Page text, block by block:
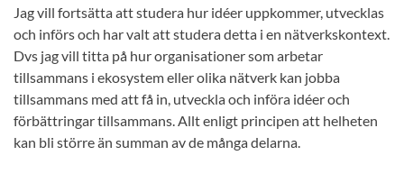
Jag vill fortsätta att studera hur idéer uppkommer, utvecklas
och införs och har valt att studera detta i en nätverkskontext.
Dvs jag vill titta på hur organisationer som arbetar
tillsammans i ekosystem eller olika nätverk kan jobba
tillsammans med att få in, utveckla och införa idéer och
förbättringar tillsammans. Allt enligt principen att helheten
kan bli större än summan av de många delarna.